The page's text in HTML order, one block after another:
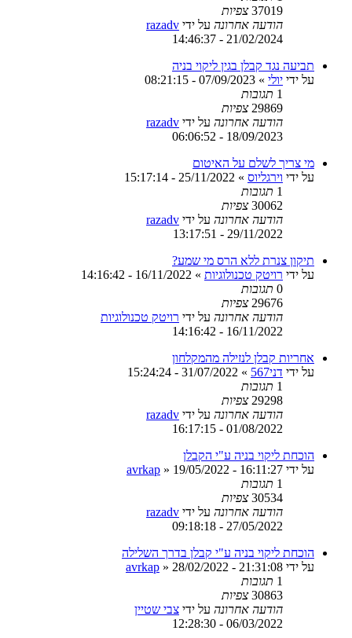
37019 צפיות
הודעה אחרונה על ידי razadv
21/02/2024 - 14:46:37
תביעה נגד קבלן בגין ליקוי בניה
על ידי יולי »
07/09/2023 - 08:21:15
1 תגובות
29869 צפיות
הודעה אחרונה על ידי razadv
18/09/2023 - 06:06:52
מי צריך לשלם על האיטום
על ידי וירגליוס »
25/11/2022 - 15:17:14
1 תגובות
30062 צפיות
הודעה אחרונה על ידי razadv
29/11/2022 - 13:17:51
תיקון צנרת ללא הרס מי שמע?
על ידי רויטק טכנולוגיות »
16/11/2022 - 14:16:42
0 תגובות
29676 צפיות
הודעה אחרונה על ידי רויטק טכנולוגיות
16/11/2022 - 14:16:42
אחריות קבלן לנזילה מהמקלחון
על ידי דני567 »
31/07/2022 - 15:24:24
1 תגובות
29298 צפיות
הודעה אחרונה על ידי razadv
01/08/2022 - 16:17:15
הוכחת ליקוי בניה ע"י הקבלן
על ידי
avrkap » 19/05/2022 - 16:11:27
1 תגובות
30534 צפיות
הודעה אחרונה על ידי razadv
27/05/2022 - 09:18:18
הוכחת ליקוי בניה ע"י קבלן בדרך השלילה
על ידי
avrkap » 28/02/2022 - 21:31:08
1 תגובות
30863 צפיות
הודעה אחרונה על ידי צבי שטיין
06/03/2022 - 12:28:30